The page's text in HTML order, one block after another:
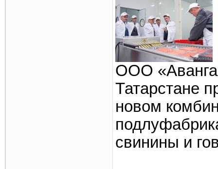
ООО
Татарстане
новом
свинины и